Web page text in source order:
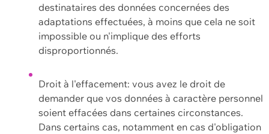
destinataires des données concernées des
adaptations effectuées, à moins que cela ne soit
impossible ou n'implique des efforts
disproportionnés.
Droit à l'effacement: vous avez le droit de
demander que vos données à caractère personnel
soient effacées dans certaines circonstances.
Dans certains cas, notamment en cas d'obligation